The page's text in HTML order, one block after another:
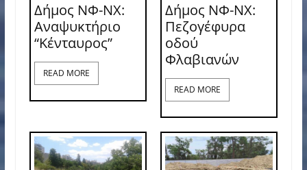
Δήμος ΝΦ-ΝΧ:
Αναψυκτήριο
“Κένταυρος”
READ MORE
Δήμος ΝΦ-ΝΧ:
Πεζογέφυρα
οδού
Φλαβιανών
READ MORE